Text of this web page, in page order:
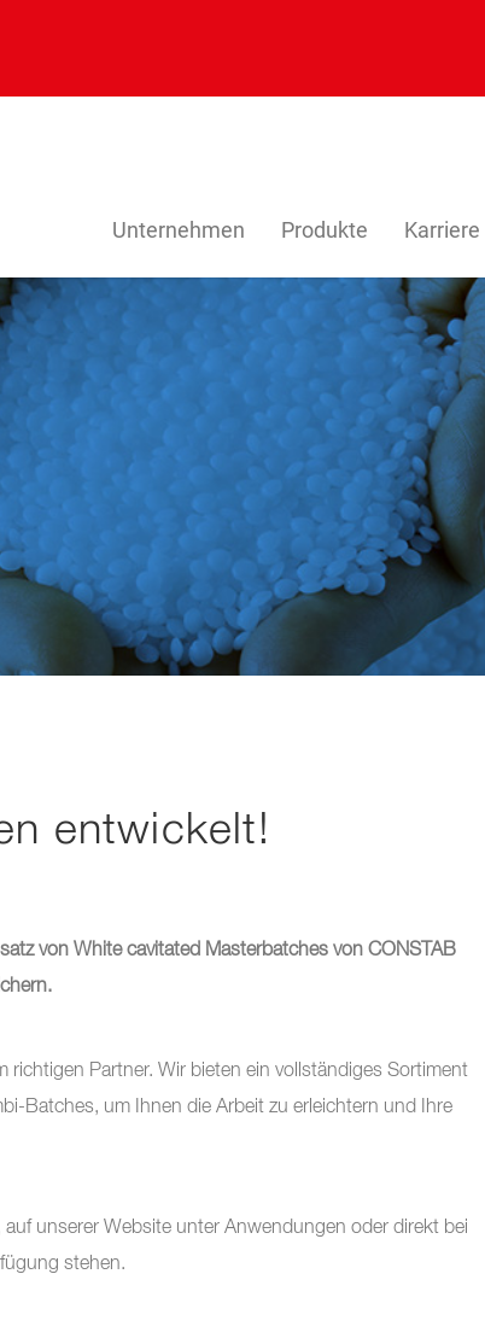
Unternehmen Produkte Karriere
entwickelt!
von White cavitated Masterbatches von CONSTAB
richtigen Partner. Wir bieten ein vollständiges Sortiment
Batches, um Ihnen die Arbeit zu erleichtern und Ihre
unserer Website unter Anwendungen oder direkt bei
stehen.